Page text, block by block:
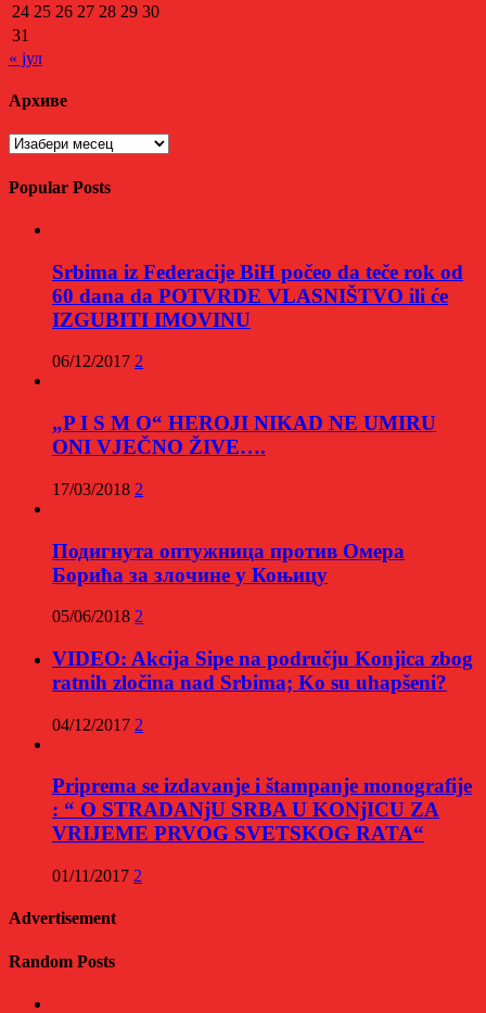
24 25 26 27 28 29 30
31
« јул
Архиве
Архиве
Popular Posts
Srbima iz Federacije BiH počeo da teče rok od
60 dana da POTVRDE VLASNIŠTVO ili će
IZGUBITI IMOVINU
06/12/2017 2
„P I S M O“ HEROJI NIKAD NE UMIRU
ONI VJEČNO ŽIVE….
17/03/2018 2
Подигнута оптужница против Омера
Борића за злочине у Коњицу
05/06/2018 2
VIDEO: Akcija Sipe na području Konjica zbog
ratnih zločina nad Srbima; Ko su uhapšeni?
04/12/2017 2
Priprema se izdavanje i štampanje monografije
: “ O STRADANjU SRBA U KONjICU ZA
VRIJEME PRVOG SVETSKOG RATA“
01/11/2017 2
Advertisement
Random Posts